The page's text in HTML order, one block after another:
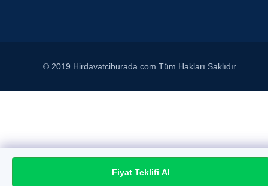
Fiyat Teklifi Al
© 2019 Hirdavatciburada.com Tüm Hakları Saklıdır.